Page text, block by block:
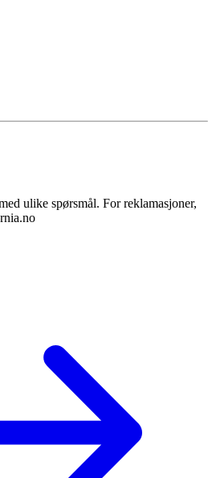
ulike spørsmål. For reklamasjoner,